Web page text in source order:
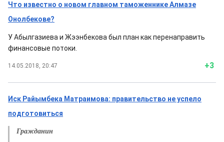
Что известно о новом главном таможеннике Алмазе
Онолбекове?
У Абылгазиева и Жээнбекова был план как перенаправить
финансовые потоки.
14.05.2018, 20:47 +3
Иск Райымбека Матраимова: правительство не успело
подготовиться
Гражданин